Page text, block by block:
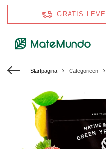
GRATIS
Startpagina Categorieën